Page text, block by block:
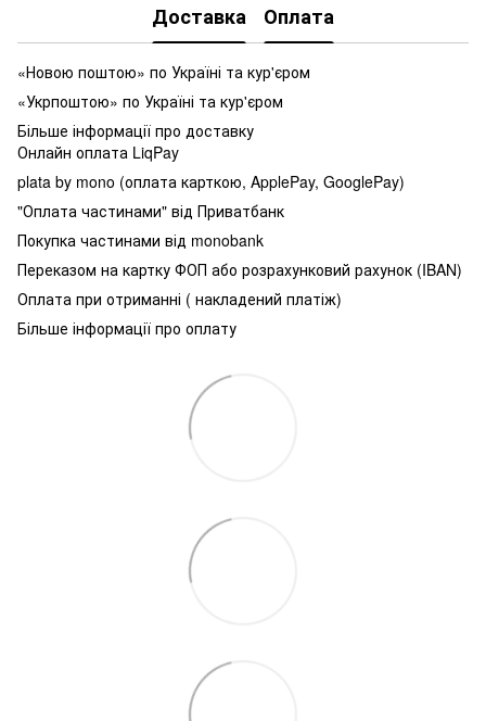
Доставка Оплата
«Новою поштою» по Україні та кур'єром
«Укрпоштою» по Україні та кур'єром
Більше інформації про доставку
Онлайн оплата LiqPay
plata by mono (оплата карткою, ApplePay, GooglePay)
"Оплата частинами" від Приватбанк
Покупка частинами від monobank
Переказом на картку ФОП або розрахунковий рахунок (IBAN)
Оплата при отриманні ( накладений платіж)
Більше інформації про оплату